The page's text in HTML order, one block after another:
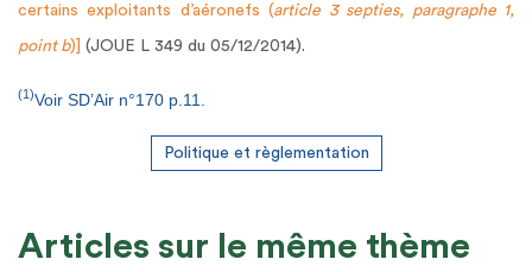
certains exploitants d’aéronefs (article 3 septies, paragraphe 1,
point b)] (JOUE L 349 du 05/12/2014).
(1)Voir SD’Air n°170 p.11.
Politique et règlementation
Articles sur le même thème